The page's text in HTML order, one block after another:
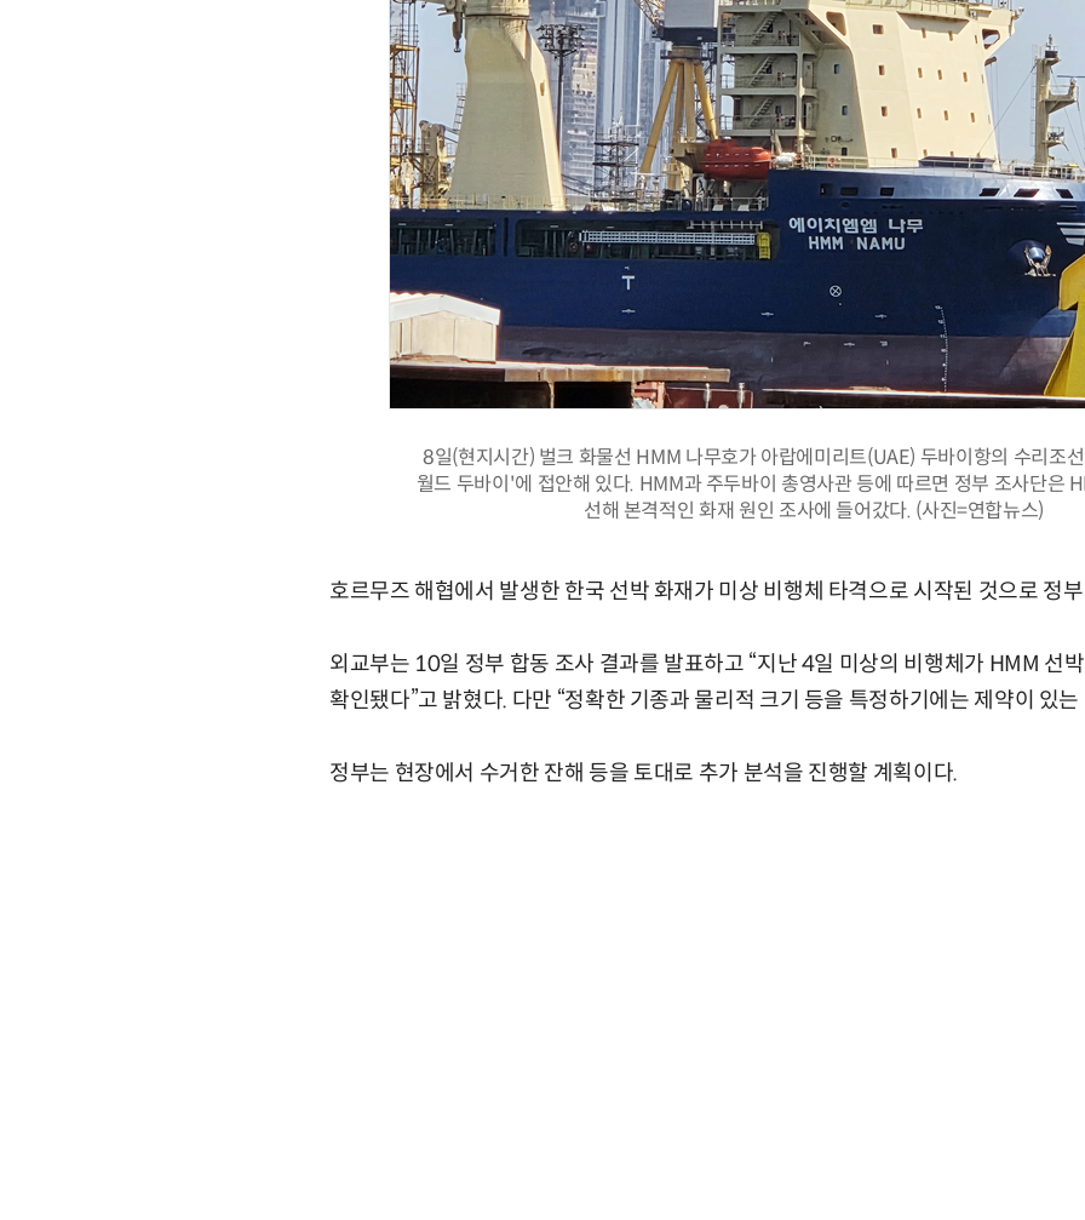
8일(현지시간) 벌크 화물선 HMM 나무호가 아랍에미리트(UAE) 두바이항의 수리조
월드 두바이'에 접안해 있다. HMM과 주두바이 총영사관 등에 따르면 정부 조사단은
선해 본격적인 화재 원인 조사에 들어갔다. (사진=연합뉴스)
호르무즈 해협에서 발생한 한국 선박 화재가 미상 비행체 타격으로 시작된 것으로 정
외교부는 10일 정부 합동 조사 결과를 발표하고 “지난 4일 미상의 비행체가 HMM 선
확인됐다”고 밝혔다. 다만 “정확한 기종과 물리적 크기 등을 특정하기에는 제약이 있
정부는 현장에서 수거한 잔해 등을 토대로 추가 분석을 진행할 계획이다.